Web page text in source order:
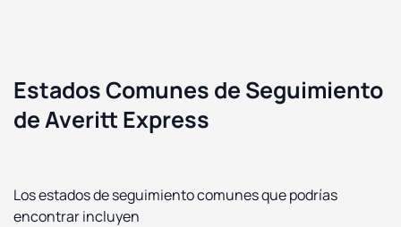
Estados Comunes de Seguimiento
de Averitt Express
Los estados de seguimiento comunes que podrías
encontrar incluyen